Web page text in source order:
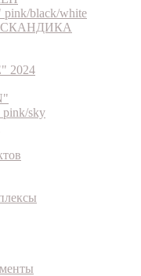
black/white
СКАНДИКА
2024
sky